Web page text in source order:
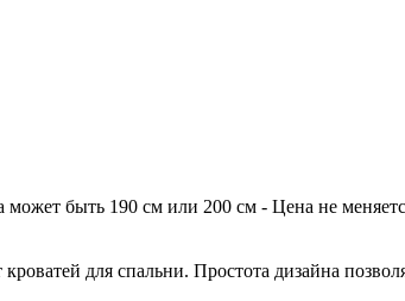
может быть 190 см или 200 см - Цена не
для спальни. Простота дизайна